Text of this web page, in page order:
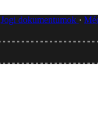
Jogi dokumentumok